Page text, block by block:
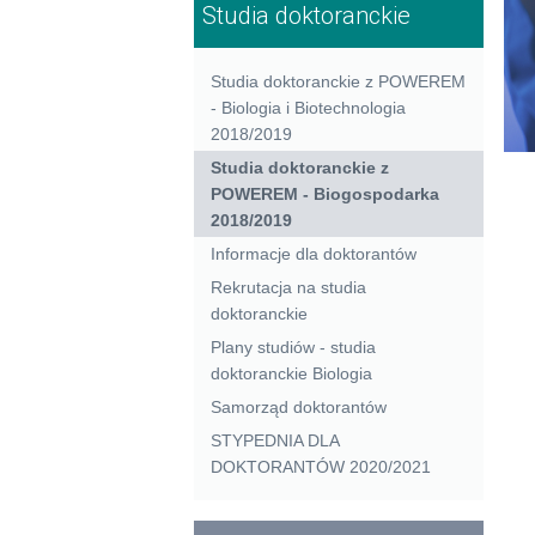
Studia doktoranckie
Studia doktoranckie z POWEREM
- Biologia i Biotechnologia
2018/2019
Studia doktoranckie z
POWEREM - Biogospodarka
2018/2019
Informacje dla doktorantów
Rekrutacja na studia
doktoranckie
Plany studiów - studia
doktoranckie Biologia
Samorząd doktorantów
STYPEDNIA DLA
DOKTORANTÓW 2020/2021